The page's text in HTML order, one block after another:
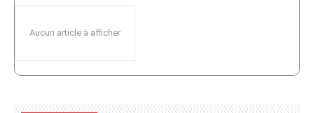
Aucun article à afficher